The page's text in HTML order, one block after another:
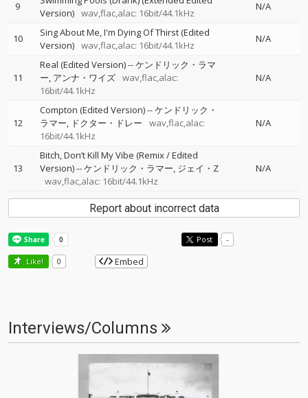
9
Version) wav,flac,alac: 16bit/44.1kHz
N/A
10
Sing About Me, I'm Dying Of Thirst (Edited
Version) wav,flac,alac: 16bit/44.1kHz
N/A
11
Real (Edited Version)--ケンドリック・ラマ
ー アンナ・ワイズ wav,flac,alac:
16bit/44.1kHz
N/A
12
Compton (Edited Version)--ケンドリック・
ラマー
ドクター・ドレー
wav,flac,alac:
16bit/44.1kHz
N/A
13
Bitch, Don’t Kill My Vibe (Remix / Edited
Version)--ケンドリック・ラマー ジェイ・Z
wav,flac,alac: 16bit/44.1kHz
N/A
Report about incorrect data
Post -
Like! 0 Embed
Interviews/Columns